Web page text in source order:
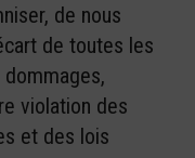
de nous
de toutes les
violation des
et des lois